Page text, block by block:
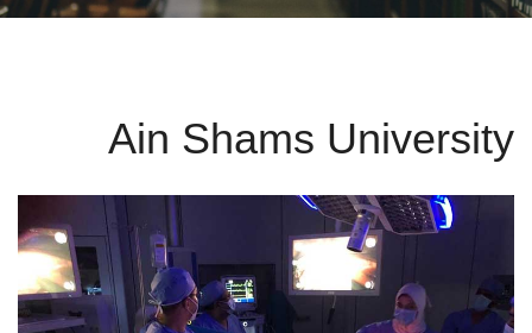
البحث العلمي
المراكز والوحدات
الأنظمة الذكية
الإعلام
Ain Shams University